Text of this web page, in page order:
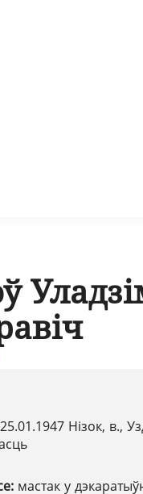
25.01.1947 Нізок, в.,
мастак у